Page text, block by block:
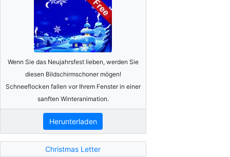
Wenn Sie das Neujahrsfest lieben, werden Sie
diesen Bildschirmschoner mögen!
Schneeflocken fallen vor Ihrem Fenster in einer
sanften Winteranimation.
Herunterladen
Christmas Letter